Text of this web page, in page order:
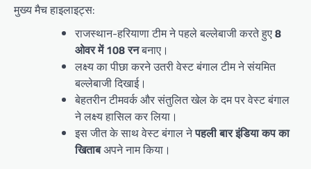
मुख्य मैच हाइलाइट्स:
राजस्थान-हरियाणा टीम ने पहले बल्लेबाजी करते हुए8
ओवर में 108 रनबनाए।
लक्ष्य का पीछा करने उतरी वेस्ट बंगाल टीम ने संयमित
बल्लेबाजी दिखाई।
बेहतरीन टीमवर्क और संतुलित खेल के दम पर वेस्ट बंगाल
ने लक्ष्य हासिल कर लिया।
इस जीत के साथ वेस्ट बंगाल नेपहली बार इंडिया कप का
खिताबअपने नाम किया।